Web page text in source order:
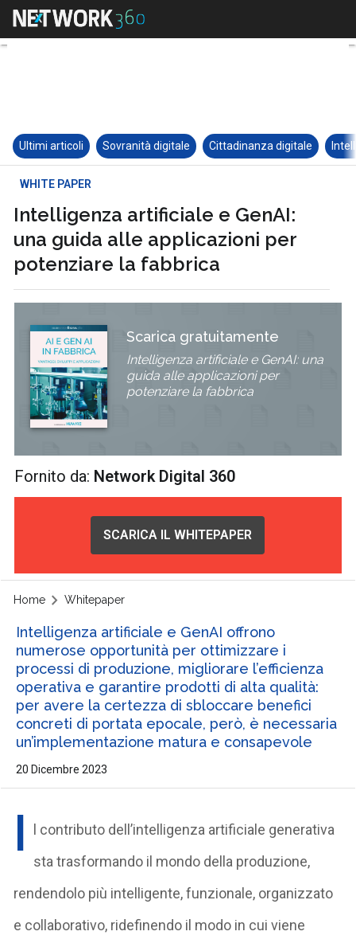
Ultimi articoli Sovranità digitale Cittadinanza digitale
WHITE PAPER
Intelligenza artificiale e GenAI:
una guida alle applicazioni per
potenziare la fabbrica
Scarica gratuitamente
Intelligenza artificiale e GenAI: una
guida alle applicazioni per
potenziare la fabbrica
Fornito da: Network Digital 360
SCARICA IL WHITEPAPER
Home Whitepaper
Intelligenza artificiale e GenAI offrono
numerose opportunità per ottimizzare i
processi di produzione, migliorare l’efficienza
operativa e garantire prodotti di alta qualità:
per avere la certezza di sbloccare benefici
concreti di portata epocale, però, è necessaria
un’implementazione matura e consapevole
20 Dicembre 2023
I
l contributo dell’intelligenza artificiale generativa
sta trasformando il mondo della produzione,
rendendolo più intelligente, funzionale, organizzato
e collaborativo, ridefinendo il modo in cui viene